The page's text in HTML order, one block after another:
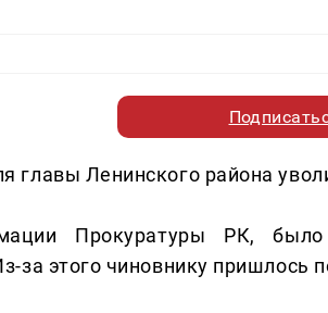
главы Ленинского района
Прокуратуры РК, было
за этого чиновнику пришлось